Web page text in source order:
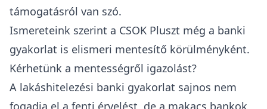
támogatásról van szó.
Ismereteink szerint a CSOK Pluszt még a banki
gyakorlat is elismeri mentesítő körülményként.
Kérhetünk a mentességről igazolást?
A lakáshitelezési banki gyakorlat sajnos nem
fogadja el a fenti érvelést, de a makacs bankok